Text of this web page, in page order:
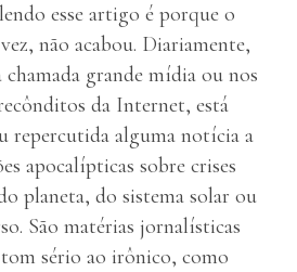
esse artigo é porque o
não acabou. Diariamente,
grande mídia ou nos
da Internet, está
repercutida alguma notícia a
apocalípticas sobre crises
planeta, do sistema solar ou
São matérias jornalísticas
sério ao irônico, como